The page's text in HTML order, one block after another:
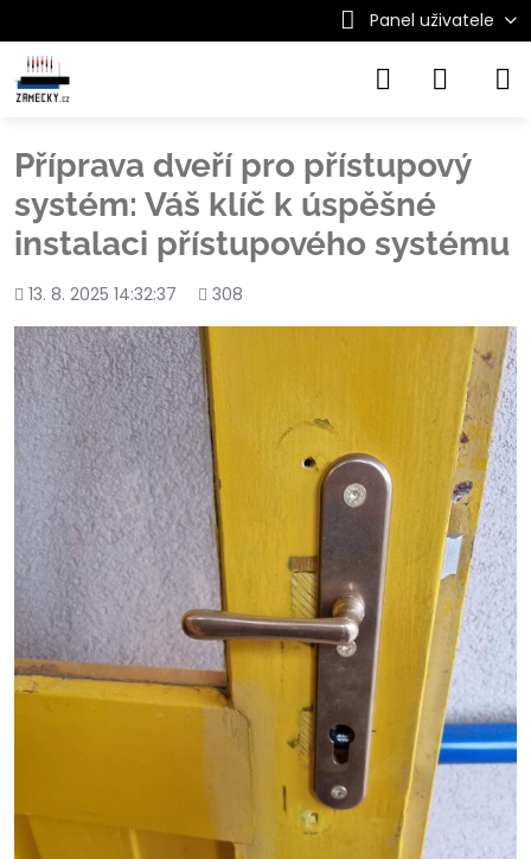
Panel uživatele
Příprava dveří pro přístupový
systém: Váš klíč k úspěšné
instalaci přístupového systému
Přidáno
13. 8. 2025 14:32:37
Počet
308